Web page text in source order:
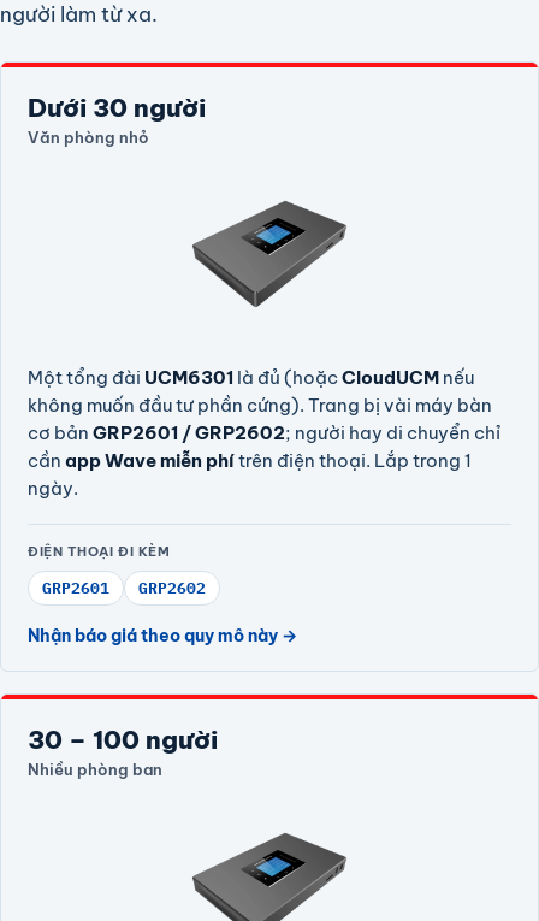
người làm từ xa.
Dưới 30 người
Văn phòng nhỏ
Một tổng đài UCM6301 là đủ (hoặcCloudUCM nếu
không muốn đầu tư phần cứng). Trang bị vài máy bàn
cơ bản GRP2601 / GRP2602; người hay di chuyển chỉ
cần app Wave miễn phítrên điện thoại. Lắp trong 1
ngày.
ĐIỆN THOẠI ĐI KÈM
GRP2601 GRP2602
Nhận báo giá theo quy mô này →
30 – 100 người
Nhiều phòng ban